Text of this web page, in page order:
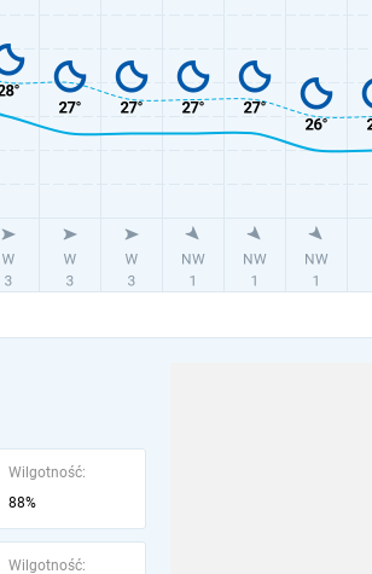
Wilgotność:
88%
Wilgotność: